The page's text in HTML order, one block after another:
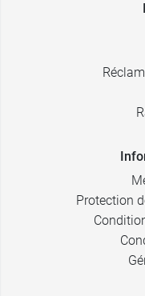
Protection